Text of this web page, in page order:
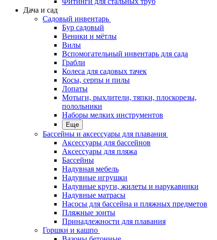
Дача и сад
Садовый инвентарь
Бур садовый
Веники и мётлы
Вилы
Вспомогательный инвентарь для сада
Грабли
Колеса для садовых тачек
Косы, серпы и пилы
Лопаты
Мотыги, рыхлители, тяпки, плоскорезы,
полольники
Наборы мелких инструментов
Еще
Бассейны и аксессуары для плавания
Аксессуары для бассейнов
Аксессуары для пляжа
Бассейны
Надувная мебель
Надувные игрушки
Надувные круги, жилеты и нарукавники
Надувные матрасы
Насосы для бассейна и пляжных предметов
Пляжные зонты
Принадлежности для плавания
Горшки и кашпо